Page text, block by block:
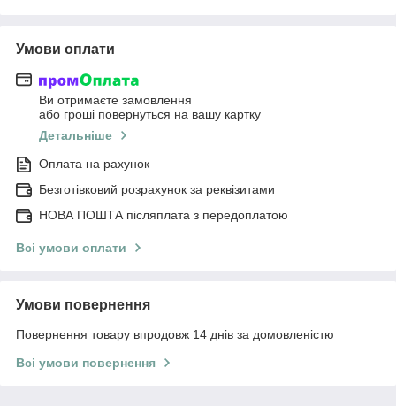
Умови оплати
Ви отримаєте замовлення
або гроші повернуться на вашу картку
Детальніше
Оплата на рахунок
Безготівковий розрахунок за реквізитами
НОВА ПОШТА післяплата з передоплатою
Всі умови оплати
Умови повернення
Повернення товару впродовж 14 днів за домовленістю
Всі умови повернення